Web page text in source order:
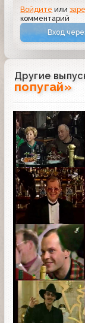
Войдите или
комментарий
Вход
Другие
попугай»